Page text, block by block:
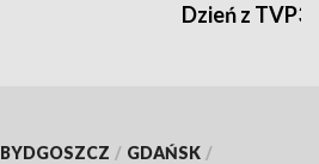
Dzień z TVP3
BYDGOSZCZ / GDAŃSK /